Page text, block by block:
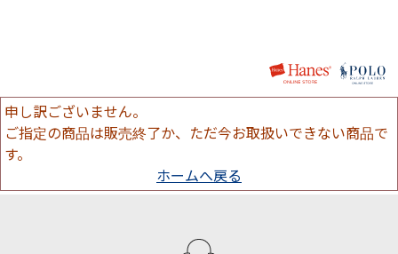
申し訳ございません。
ご指定の商品は販売終了か、ただ今お取扱いできない商品で
す。
ホームへ戻る